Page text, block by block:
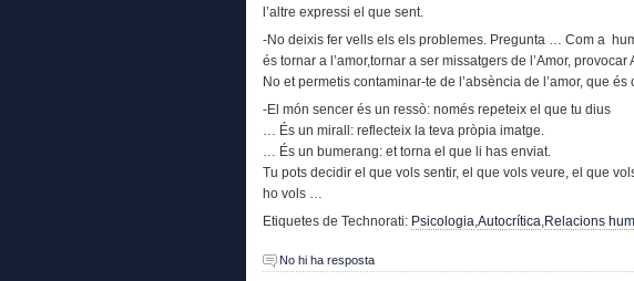
l’altre expressi el que sent.
-No deixis fer vells els els problemes. Pregunta … Com a
és tornar a l’amor,tornar a ser missatgers de l’Amor, provocar
No et permetis contaminar-te de l’absència de l’amor, que és
-El món sencer és un ressò: només repeteix el que tu dius
… És un mirall: reflecteix la teva pròpia imatge.
… És un bumerang: et torna el que li has enviat.
Tu pots decidir el que vols sentir, el que vols veure, el que
ho vols …
Etiquetes de Technorati: Psicologia Autocrítica Relacions
No hi ha resposta